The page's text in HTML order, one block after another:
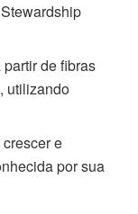
de fibras
utilizando
e
por sua